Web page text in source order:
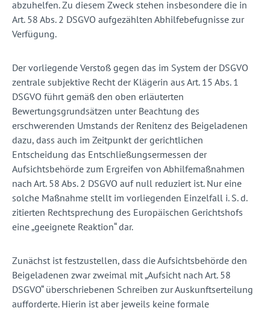
abzuhelfen. Zu diesem Zweck stehen insbesondere die in
Art. 58 Abs. 2 DSGVO aufgezählten Abhilfebefugnisse zur
Verfügung.
Der vorliegende Verstoß gegen das im System der DSGVO
zentrale subjektive Recht der Klägerin aus Art. 15 Abs. 1
DSGVO führt gemäß den oben erläuterten
Bewertungsgrundsätzen unter Beachtung des
erschwerenden Umstands der Renitenz des Beigeladenen
dazu, dass auch im Zeitpunkt der gerichtlichen
Entscheidung das Entschließungsermessen der
Aufsichtsbehörde zum Ergreifen von Abhilfemaßnahmen
nach Art. 58 Abs. 2 DSGVO auf null reduziert ist. Nur eine
solche Maßnahme stellt im vorliegenden Einzelfall i. S. d.
zitierten Rechtsprechung des Europäischen Gerichtshofs
eine „geeignete Reaktion“ dar.
Zunächst ist festzustellen, dass die Aufsichtsbehörde den
Beigeladenen zwar zweimal mit „Aufsicht nach Art. 58
DSGVO“ überschriebenen Schreiben zur Auskunftserteilung
aufforderte. Hierin ist aber jeweils keine formale